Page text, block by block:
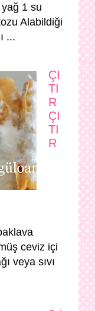
yağ 1 su
Alabildiği
...
ÇI
TI
R
ÇI
TI
R
ceviz içi
veya sıvı